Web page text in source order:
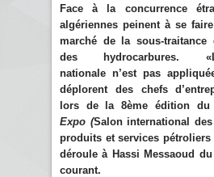
Face à la concurrence
algériennes peinent à se
marché de la sous-traitance
des hydrocarbures.
nationale n’est pas
déplorent des chefs
lors de la 8ème édition
Expo (Salon international
produits et services
déroule à Hassi Messaoud
courant.